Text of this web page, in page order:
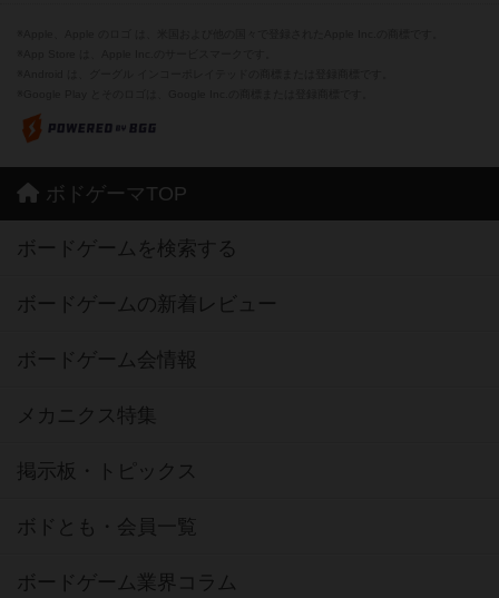
ボドゲーマTOP
ボードゲームを検索する
ボードゲームの新着レビュー
ボードゲーム会情報
メカニクス特集
掲示板・トピックス
ボドとも・会員一覧
ボードゲーム業界コラム